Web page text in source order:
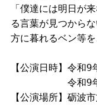
「僕達には明日が
る言葉が見つから
方に暮れるベン等
【公演日時】令
令和9年3
【公演場所】砺波